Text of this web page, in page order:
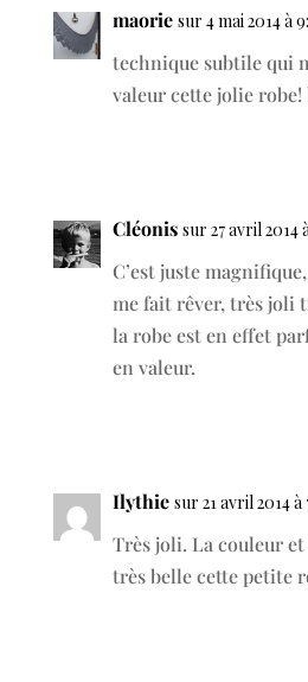
maorie sur 4 mai 2014 à
technique subtile qui
valeur cette jolie robe!
Cléonis sur 27 avril 2014
C’est juste
me fait rêver, très joli
la robe est en effet
en valeur.
Ilythie sur 21 avril 2014 à
Très joli. La couleur
très belle cette petite